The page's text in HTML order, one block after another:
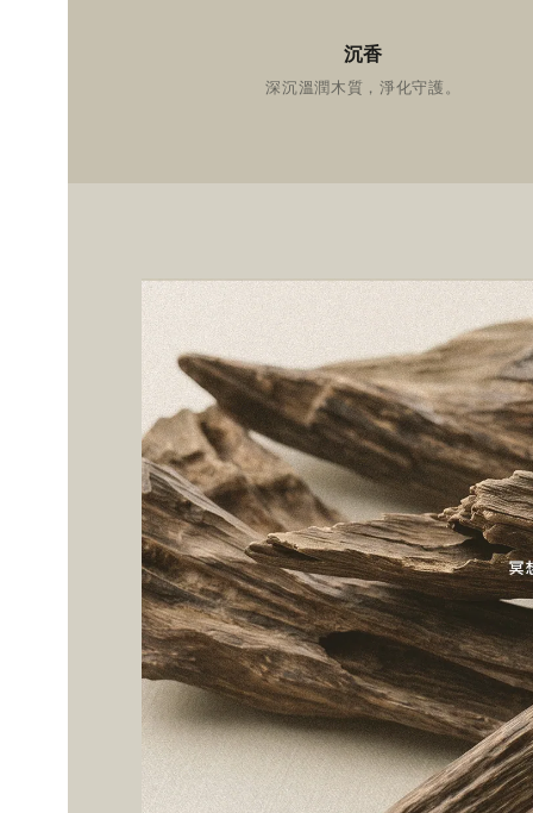
沉香
深沉溫潤木質，淨化守護。